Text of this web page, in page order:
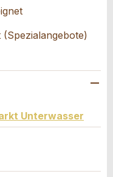
wird eine Kopie der
the Google
Unterwasser